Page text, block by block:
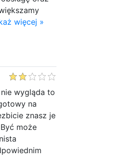
więcej »
wygląda to
na
znasz je
może